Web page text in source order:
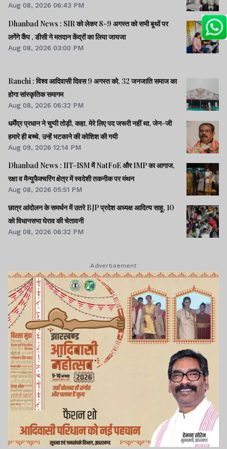
Aug 08, 2026 06:43 PM
Dhanbad News : SIR को लेकर 8-9 अगस्त को सभी बूथों पर
लगेंगे कैंप , डीसी ने मतदान केंद्रों का लिया जायजा
Aug 08, 2026 03:00 PM
Ranchi : विश्व आदिवासी दिवस 9 अगस्त को, 32 जनजाति समाज का
होगा सांस्कृतिक समागम
Aug 08, 2026 06:32 PM
धर्मेंद्र प्रधान ने चुप्पी तोड़ी, कहा, मेरे लिए पद जरूरी नहीं था, जेन-जी
हमारे ही बच्चे, उन्हें भटकाने की कोशिश की गयी
Aug 09, 2026 12:14 PM
Dhanbad News : IIT-ISM में NatFoE और IMP का आगाज,
रक्षा व मैन्युफैक्चरिंग क्षेत्र में स्वदेशी तकनीक पर मंथन
Aug 08, 2026 05:51 PM
छात्र आंदोलन के समर्थन में उतरे BJP प्रदेश अध्यक्ष आदित्य साहू, 10
को विधानसभा घेराव की चेतावनी
Aug 08, 2026 06:32 PM
Advertisement